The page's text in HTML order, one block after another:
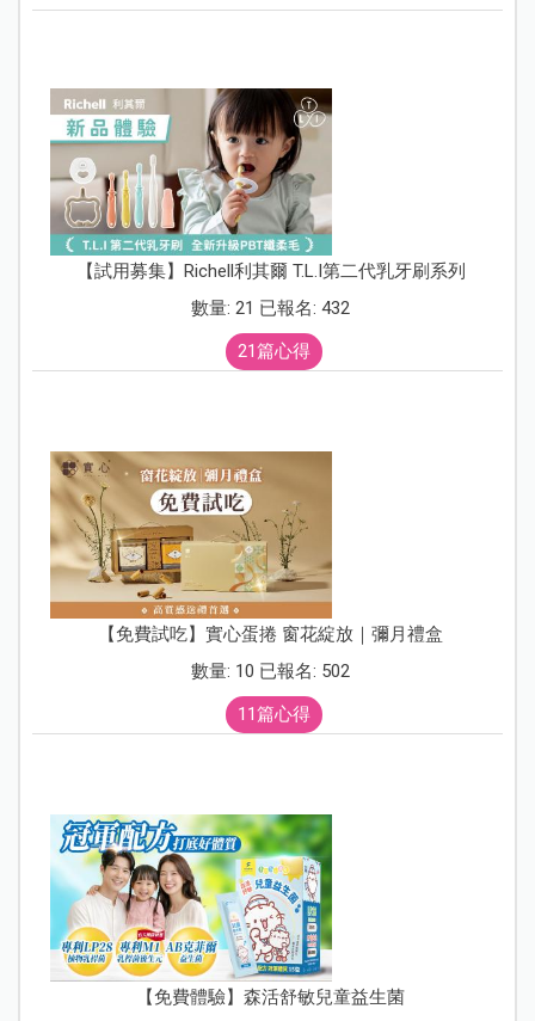
【試用募集】Richell利其爾 T.L.I第二代乳牙刷系列
數量: 21 已報名: 432
21篇心得
【免費試吃】實心蛋捲 窗花綻放｜彌月禮盒
數量: 10 已報名: 502
11篇心得
【免費體驗】森活舒敏兒童益生菌